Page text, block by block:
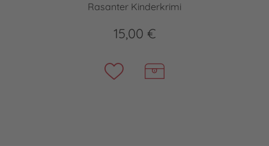
Rasanter Kinderkrimi
15,00 €